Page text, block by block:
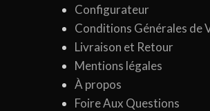
Configurateur
Conditions Générales de
Livraison et Retour
Mentions légales
À propos
Foire Aux Questions